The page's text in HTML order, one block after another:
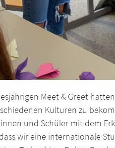
Meet & Greet
Kulturen zu
und Schüler mit dem
wir eine internationale